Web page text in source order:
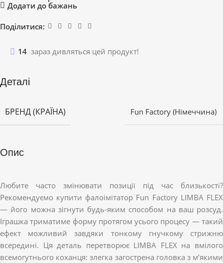
Додати до бажань
Поділитися:
14 зараз дивляться цей продукт!
Деталі
БРЕНД (КРАЇНА) Fun Factory (Німеччина)
Опис
Любите часто змінювати позиції під час близькості?
Рекомендуємо купити фалоімітатор Fun Factory LIMBA FLEX
— його можна зігнути будь-яким способом на ваш розсуд.
Іграшка триматиме форму протягом усього процесу — такий
ефект можливий завдяки тонкому гнучкому стрижню
всередині. Ця деталь перетворює LIMBA FLEX на вмілого
всемогутнього коханця: злегка загострена головка з м’якими